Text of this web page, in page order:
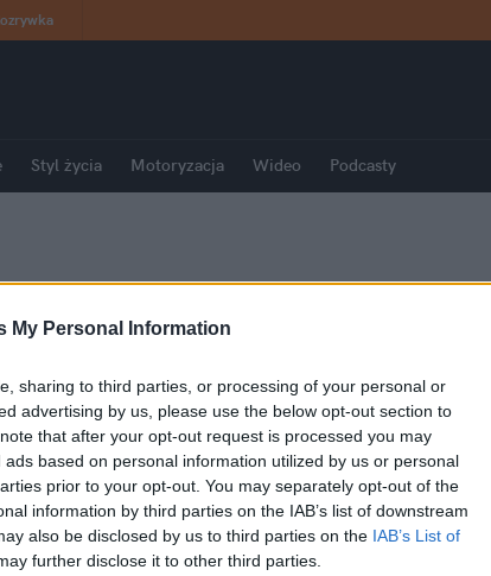
My Personal Information
sharing to third parties, or processing of your personal or
advertising by us, please use the below opt-out section to
that after your opt-out request is processed you may
based on personal information utilized by us or personal
prior to your opt-out. You may separately opt-out of the
information by third parties on the IAB’s list of downstream
also be disclosed by us to third parties on the IAB’s List of
further disclose it to other third parties.
Styl życia Motoryzacja Wideo Podcasty